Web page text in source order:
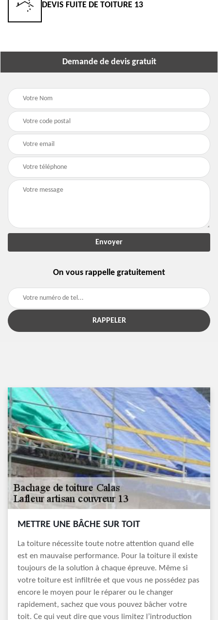
DEVIS FUITE DE TOITURE 13
Demande de devis gratuit
On vous rappelle gratuitement
METTRE UNE BÂCHE SUR TOIT
La toiture nécessite toute notre attention quand elle
est en mauvaise performance. Pour la toiture il existe
toujours de la solution à chaque épreuve. Même si
votre toiture est infiltrée et que vous ne possédez pas
encore le moyen pour le réparer ou le changer
rapidement, sachez que vous pouvez bâcher votre
toit. Ce qui veut dire que vous limitez l’introduction